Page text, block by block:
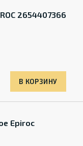
2654407366
В КОРЗИНУ
Epiroc